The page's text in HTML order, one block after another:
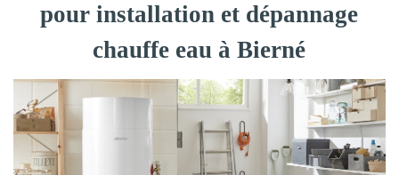
pour installation et dépannage
chauffe eau à Bierné